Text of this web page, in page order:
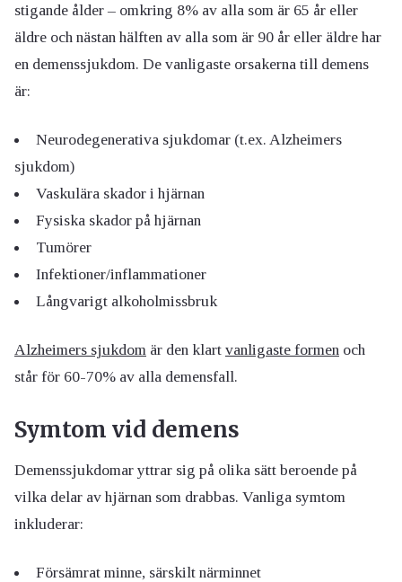
stigande ålder – omkring 8% av alla som är 65 år eller
äldre och nästan hälften av alla som är 90 år eller äldre har
en demenssjukdom. De vanligaste orsakerna till demens
är:
Neurodegenerativa sjukdomar (t.ex. Alzheimers
sjukdom)
Vaskulära skador i hjärnan
Fysiska skador på hjärnan
Tumörer
Infektioner/inflammationer
Långvarigt alkoholmissbruk
Alzheimers sjukdom är den klart vanligaste formen och
står för 60-70% av alla demensfall.
Symtom vid demens
Demenssjukdomar yttrar sig på olika sätt beroende på
vilka delar av hjärnan som drabbas. Vanliga symtom
inkluderar:
Försämrat minne, särskilt närminnet